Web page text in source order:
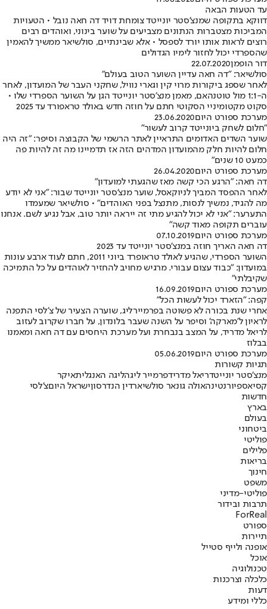
עד הטעות הבאה
דווקא בתקופה שמנצ'סטר יונייטד צומחת דויד דה חאה נובל • הטעויות
המביכות מצטברות הנתונים מצביעים על שוער בינוני, ואוהדים רבים
רוצים לראות אותו יורד לספסל • אלא שבינתיים, סולשיאר ממשיך להאמין
שהספרדי יכול לחזור לימיו הגדולים
דור הופמן22.07.2020
סולשיאר: "דה חאה עדיין השוער הטוב בעולם"
לאחר שספג ביקורות מרוי קין וגארי נוויל, שחקני העבר של המועדון, לאחר
ה-1:1 מול טוטנהאם, מאמן מנצ'סטר יונייטד הגן על השוער הספרדי שלו •
סקוט מקטומיניי הסקוטי חתם על חוזה חדש באולד טראפורד עד 2025
מערכת ספורט היום23.06.2020
"חלום לשחק ביונייטד קרוב לעשור"
שוער השדים האדומים התראיין לאתר הרשמי של הקבוצה וסיפר: "זה היה
חלום להיות חלק מהמועדון המדהים הזה אז תדמיינו מה זה להיות פה
כמעט 10 שנים"
מערכת ספורט היום26.04.2020
דה חאה: "הרגע הכי קשה מאז שהגעתי למועדון"
לאחר ההפסד המביך לניוקאסל, שוער מנצ'סטר יונייטד שבור: "אני לא יודע
מה להגיד, נמשיך לנסות, מתנצל בפני האוהדים" • סולשיאר שמעמדו
התערער: "אני לא יכול להגיע מתי זה ייראה יותר טוב, אבל נגיע לשם. אנחנו
עוברים תקופה מאוד קשה"
מערכת ספורט היום07.10.2019
דה חאה האריך חוזה במנצ'סטר יונייטד עד 2023
השוער הספרדי, שהגיע לאולד טראופרד ביוני 2011, חתם לעוד ארבע עונות
במועדון: "כבוד עצום עבורי. מרגיש מחויב להחזיר לאוהדים על כל התמיכה
שקיבלתי"
מערכת ספורט היום16.09.2019
קפה: "הזארד יכול לעשות הכל"
אחרי שנת בכורה לא פשוטה בפרמיירליג, שוערה הצעיר של צ'לסי התפנה
לראיון ל'מארקה' וסיפר על השנה שעבר בלונדון, על חברו שקרוב לעזוב
לריאל מדריד, על המצב בנבחרת ועל מערכת היחסים עם דה חאה ומאמנו
בבלוז
מערכת ספורט היום05.06.2019
תגיות קשורות
מנצ'סטר יונייטדריאל מדרידפרמייר ליגהליגה האנגליתאיקר
קסיאספיורנטינהאולה גונאר סולשיארדין הנדרסוןישראל היוםצ'לסי
חדשות
בארץ
בעולם
ביטחוני
פוליטי
פלילים
בריאות
חינוך
משפט
פוליטי-מדיני
תרבות ובידור
ForReal
ספורט
תיירות
אופנה ולייף סטייל
אוכל
טכנולוגיה
כלכלה וצרכנות
דעות
כללי ומידע